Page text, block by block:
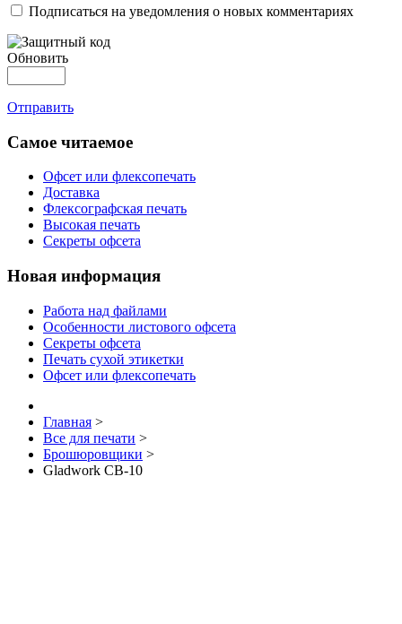
Подписаться на уведомления о новых комментариях
Обновить
Отправить
Самое читаемое
Офсет или флексопечать
Доставка
Флексографская печать
Высокая печать
Секреты офсета
Новая информация
Работа над файлами
Особенности листового офсета
Секреты офсета
Печать сухой этикетки
Офсет или флексопечать
Главная >
Все для печати >
Брошюровщики >
Gladwork CB-10